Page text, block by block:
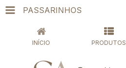
PASSARINHOS
INÍCIO PRODUTOS